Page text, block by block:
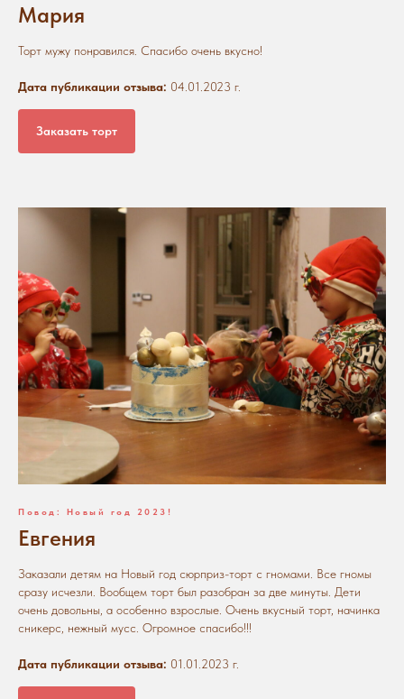
Мария
Торт мужу понравился. Спасибо очень вкусно!
Дата публикации отзыва: 04.01.2023 г.
Заказать торт
Повод: Новый год 2023!
Евгения
Заказали детям на Новый год сюрприз-торт с гномами. Все гномы
сразу исчезли. Вообщем торт был разобран за две минуты. Дети
очень довольны, а особенно взрослые. Очень вкусный торт, начинка
сникерс, нежный мусс. Огромное спасибо!!!
Дата публикации отзыва: 01.01.2023 г.